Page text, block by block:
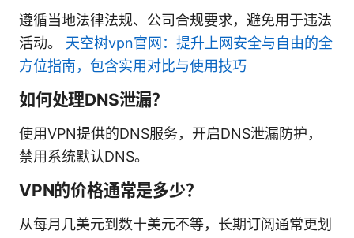
遵循当地法律法规、公司合规要求，避免用于违法
活动。 天空树vpn官网：提升上网安全与自由的全
方位指南，包含实用对比与使用技巧
如何处理DNS泄漏？
使用VPN提供的DNS服务，开启DNS泄漏防护，
禁用系统默认DNS。
VPN的价格通常是多少？
从每月几美元到数十美元不等，长期订阅通常更划